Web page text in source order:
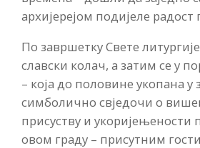
архијерејом подијеле радост
По завршетку Свете
славски колач, а затим се у
– која до половине укопана у
симболично свједочи о
присуству и укоријењености
овом граду – присутним